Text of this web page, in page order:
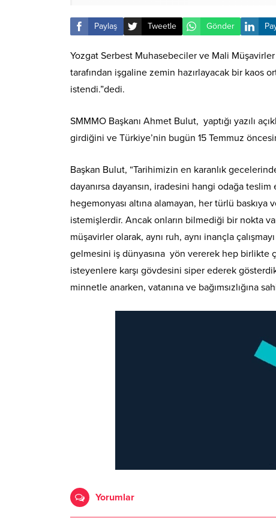
Paylaş Tweetle Gönder
Yozgat Serbest Muhasebeciler ve Mali
tarafından işgaline zemin hazırlayacak bir kaos
istendi.”dedi.
SMMMO Başkanı Ahmet Bulut, yaptığı yazılı
girdiğini ve Türkiye’nin bugün 15 Temmuz
Başkan Bulut, “Tarihimizin en karanlık
dayanırsa dayansın, iradesini hangi odağa
hegemonyası altına alamayan, her türlü
istemişlerdir. Ancak onların bilmediği bir nokta
müşavirler olarak, aynı ruh, aynı inançla
gelmesini iş dünyasına yön vererek hep birlikte
isteyenlere karşı gövdesini siper ederek
minnetle anarken, vatanına ve bağımsızlığına
Yorumlar